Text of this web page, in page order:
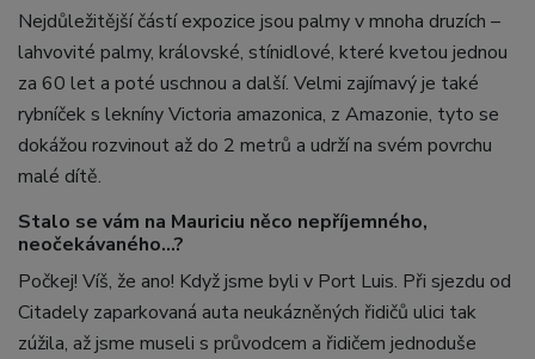
Nejdůležitější částí expozice jsou palmy v mnoha druzích –
lahvovité palmy, královské, stínidlové, které kvetou jednou
za 60 let a poté uschnou a další. Velmi zajímavý je také
rybníček s lekníny Victoria amazonica, z Amazonie, tyto se
dokážou rozvinout až do 2 metrů a udrží na svém povrchu
malé dítě.
Stalo se vám na Mauriciu něco nepříjemného,
neočekávaného...?
Počkej! Víš, že ano! Když jsme byli v Port Luis. Při sjezdu od
Citadely zaparkovaná auta neukázněných řidičů ulici tak
zúžila, až jsme museli s průvodcem a řidičem jednoduše